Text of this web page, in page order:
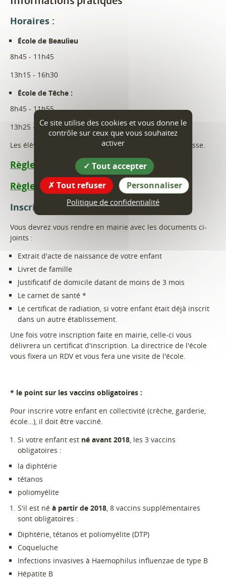
Horaires :
École de Beaulieu
8h45 - 11h45
13h15 - 16h30
École de Têche :
8h45 - 11h55
13h25 - 16h15
Les élèves sont admis 10 minutes avant l'heure de classe.
Règlement intérieur du RPI 2025-2026
Règlement départemental
Inscriptions :
Vous devrez vous rendre en mairie avec les documents ci-
joints :
Extrait d'acte de naissance de votre enfant
Livret de famille
Justificatif de domicile datant de moins de 3 mois
Le carnet de santé *
Le certificat de radiation, si votre enfant était déjà inscrit
dans un autre établissement.
Une fois votre inscription faite en mairie, celle-ci vous
délivrera un certificat d'inscription. La directrice de l'école
vous fixera un RDV et vous fera une visite de l'école.
* le point sur les vaccins obligatoires :
Pour inscrire votre enfant en collectivité (crèche, garderie,
école…), il doit être vacciné.
Si votre enfant est né avant 2018 , les 3 vaccins
obligatoires :
la diphtérie
tétanos
poliomyélite
S'il est né à partir de 2018 , 8 vaccins supplémentaires
sont obligatoires :
Diphtérie, tétanos et poliomyélite (DTP)
Coqueluche
Infections invasives à Haemophilus influenzae de type B
Hépatite B
Ce site utilise des cookies et vous donne le
contrôle sur ceux que vous souhaitez
activer
Tout accepter
Tout refuser
Personnaliser
Politique de confidentialité